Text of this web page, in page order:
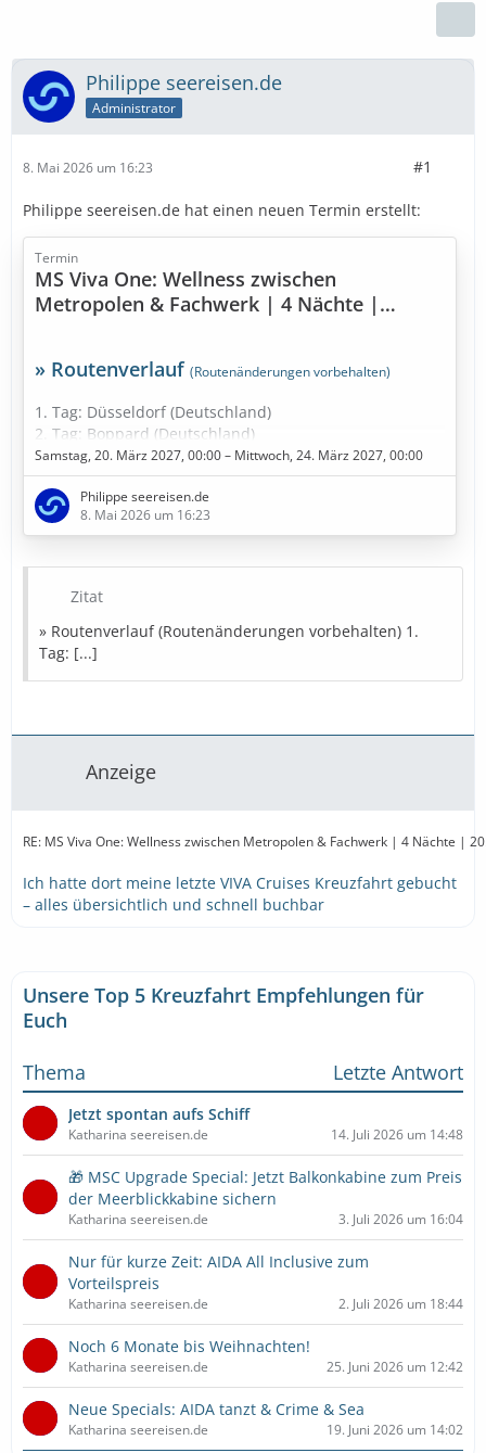
Philippe seereisen.de
Administrator
8. Mai 2026 um 16:23 #1
Philippe seereisen.de hat einen neuen Termin erstellt:
Termin
MS Viva One: Wellness zwischen
Metropolen & Fachwerk | 4 Nächte |
» Routenverlauf (Routenänderungen vorbehalten)
1. Tag: Düsseldorf (Deutschland)
2. Tag: Boppard (Deutschland)
3. Tag: Speyer (Deutschland)
4. Tag: Rüdesheim am Rhein (Deutschland)
5. Tag: Rüdesheim am Rhein (Deutschland)
6. Tag: Loreley (Deutschland)
7. Tag: Linz am Rhein (Deutschland)
8. Tag: Düsseldorf (Deutschland)
» Bestpreise in Sicht
Diese Kreuzfahrt buchen
Samstag, 20. März 2027, 00:00 – Mittwoch, 24. März 2027, 00:00
Philippe seereisen.de
8. Mai 2026 um 16:23
Zitat
» Routenverlauf (Routenänderungen vorbehalten) 1.
Tag: [...]
Anzeige
RE: MS Viva One: Wellness zwischen Metropolen & Fachwerk | 4 Nächte |
Ich hatte dort meine letzte VIVA Cruises Kreuzfahrt gebucht
– alles übersichtlich und schnell buchbar
Unsere Top 5 Kreuzfahrt Empfehlungen für
Euch
Thema
Letzte Antwort
Jetzt spontan aufs Schiff
Katharina seereisen.de 14. Juli 2026 um 14:48
🎁 MSC Upgrade Special: Jetzt Balkonkabine zum Preis
der Meerblickkabine sichern
Katharina seereisen.de 3. Juli 2026 um 16:04
Nur für kurze Zeit: AIDA All Inclusive zum
Vorteilspreis
Katharina seereisen.de 2. Juli 2026 um 18:44
Noch 6 Monate bis Weihnachten!
Katharina seereisen.de 25. Juni 2026 um 12:42
Neue Specials: AIDA tanzt & Crime & Sea
Katharina seereisen.de 19. Juni 2026 um 14:02